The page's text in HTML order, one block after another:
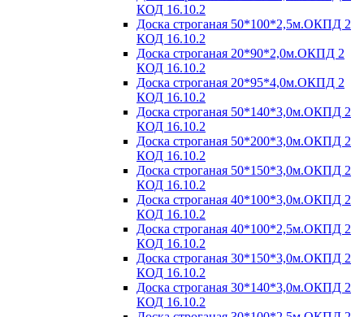
КОД 16.10.2
Доска строганая 50*100*2,5м.ОКПД 2
КОД 16.10.2
Доска строганая 20*90*2,0м.ОКПД 2
КОД 16.10.2
Доска строганая 20*95*4,0м.ОКПД 2
КОД 16.10.2
Доска строганая 50*140*3,0м.ОКПД 2
КОД 16.10.2
Доска строганая 50*200*3,0м.ОКПД 2
КОД 16.10.2
Доска строганая 50*150*3,0м.ОКПД 2
КОД 16.10.2
Доска строганая 40*100*3,0м.ОКПД 2
КОД 16.10.2
Доска строганая 40*100*2,5м.ОКПД 2
КОД 16.10.2
Доска строганая 30*150*3,0м.ОКПД 2
КОД 16.10.2
Доска строганая 30*140*3,0м.ОКПД 2
КОД 16.10.2